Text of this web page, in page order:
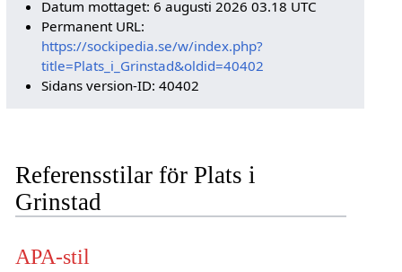
Datum mottaget: 6 augusti 2026 03.18 UTC
Permanent URL:
https://sockipedia.se/w/index.php?
title=Plats_i_Grinstad&oldid=40402
Sidans version-ID: 40402
Referensstilar för Plats i
Grinstad
APA-stil